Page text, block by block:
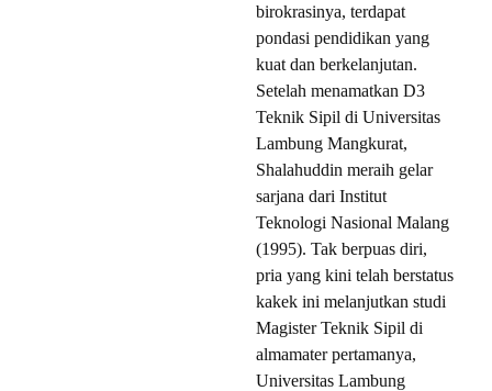
birokrasinya, terdapat
pondasi pendidikan yang
kuat dan berkelanjutan.
Setelah menamatkan D3
Teknik Sipil di Universitas
Lambung Mangkurat,
Shalahuddin meraih gelar
sarjana dari Institut
Teknologi Nasional Malang
(1995). Tak berpuas diri,
pria yang kini telah berstatus
kakek ini melanjutkan studi
Magister Teknik Sipil di
almamater pertamanya,
Universitas Lambung